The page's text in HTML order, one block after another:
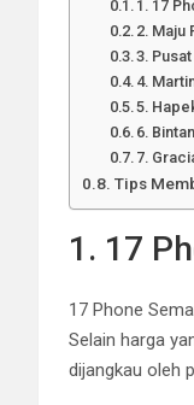
1. 17
2. Maju
3.
4.
5.
6.
7.
Tips
1. 17
17 Phone
Selain harga
dijangkau oleh